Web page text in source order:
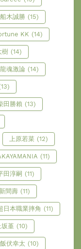
船木誠勝 (15)
KK (14)
樹 (14)
龍魂激論 (14)
田勝賴 (13)
上原若菜 (12)
(11)
田淳嗣 (11)
新間壽 (11)
日本職業摔角 (11)
坂堇 (10)
飯伏幸太 (10)